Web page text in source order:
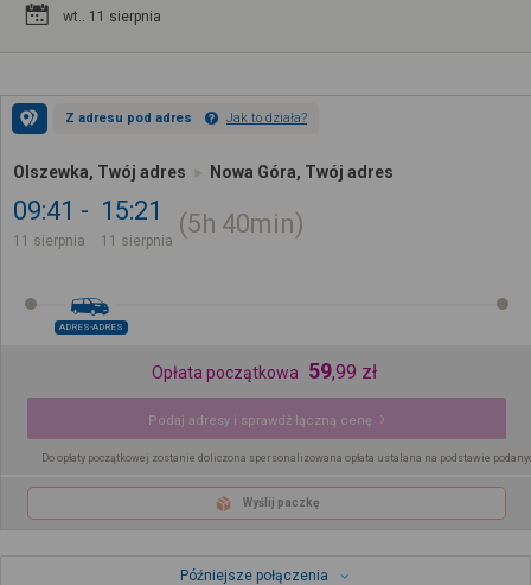
wt.. 11 sierpnia
Z adresu pod adres Jak to działa?
Olszewka, Twój adres Nowa Góra, Twój adres
09:41
11 sierpnia
15:21
11 sierpnia
5h 40min
ADRES-ADRES
Opłata początkowa 59,99 zł
Podaj adresy i sprawdź łączną cenę
Do opłaty początkowej zostanie doliczona spersonalizowana opłata ustalana na podstawie
Wyślij paczkę
Późniejsze połączenia